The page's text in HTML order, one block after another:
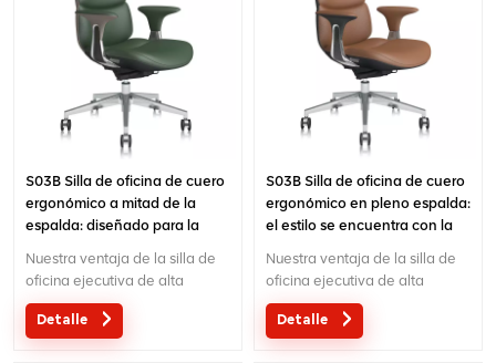
S03B Silla de oficina de cuero
ergonómico a mitad de la
espalda: diseñado para la
Nuestra ventaja de la silla de
oficina ejecutiva de alta
gama:Diseño original con
patente en China; Ergonómico
Detalle
S03B Silla de oficina de cuero
ergonómico en pleno espalda:
el estilo se encuentra con la
Nuestra ventaja de la silla de
oficina ejecutiva de alta
gama:Diseño original con
patente en China; Ergonómico
Detalle